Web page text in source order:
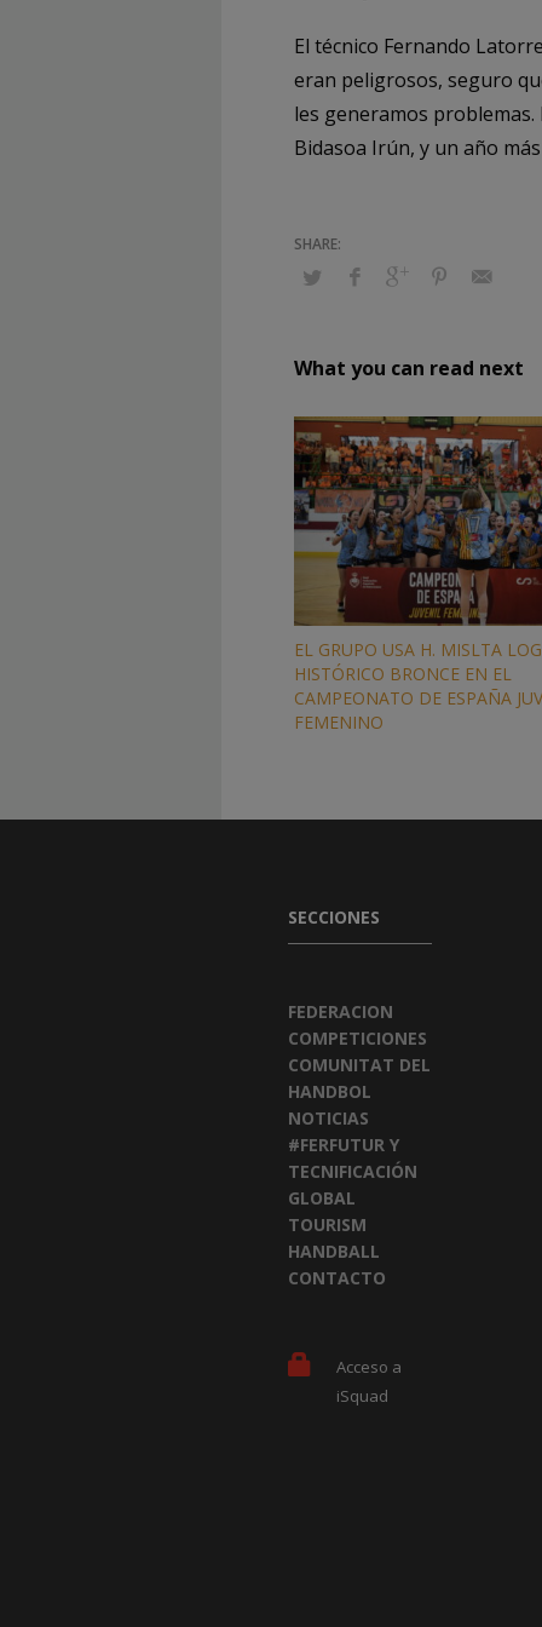
El técnico Fernando
eran peligrosos, seguro
les generamos
Bidasoa Irún, y un año más
What you can read next
EL GRUPO USA H. MISLTA
HISTÓRICO BRONCE EN EL
CAMPEONATO DE ESPAÑA
FEMENINO
SECCIONES
FEDERACION
COMPETICIONES
COMUNITAT DEL
HANDBOL
NOTICIAS
#FERFUTUR Y
TECNIFICACIÓN
GLOBAL
TOURISM
HANDBALL
CONTACTO
Acceso a
iSquad